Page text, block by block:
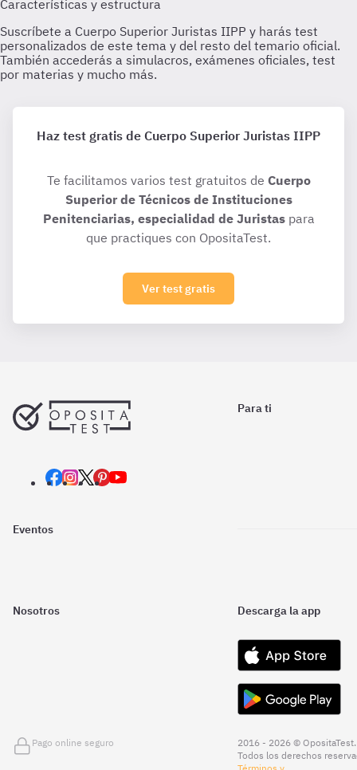
Haz test gratis de Cuerpo Superior Juristas IIPP
Te facilitamos varios test gratuitos de Cuerpo
Superior de Técnicos de Instituciones
Penitenciarias, especialidad de Juristaspara
que practiques con OpositaTest.
Ver test gratis
Para ti
Eventos
Nosotros Descarga la app
Pago online seguro
2016 - 2026 © OpositaTest.
Todos los derechos